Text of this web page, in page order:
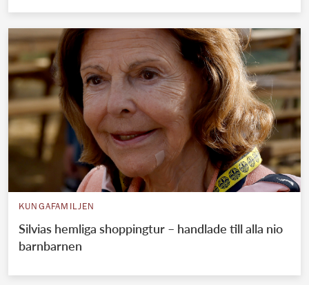
KUNGAFAMILJEN
Silvias hemliga shoppingtur – handlade till alla nio
barnbarnen